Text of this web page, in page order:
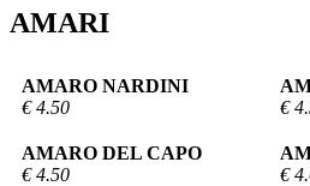
AMARI
AMARO NARDINI
€ 4.50
€
AMARO DEL CAPO
€ 4.50
€